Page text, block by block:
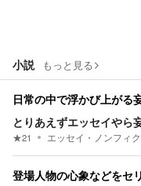
小説 もっと見る
日常の中で浮かび上がる
とりあえずエッセイやら
★21 エッセイ・ノンフィ
登場人物の心象などをセ